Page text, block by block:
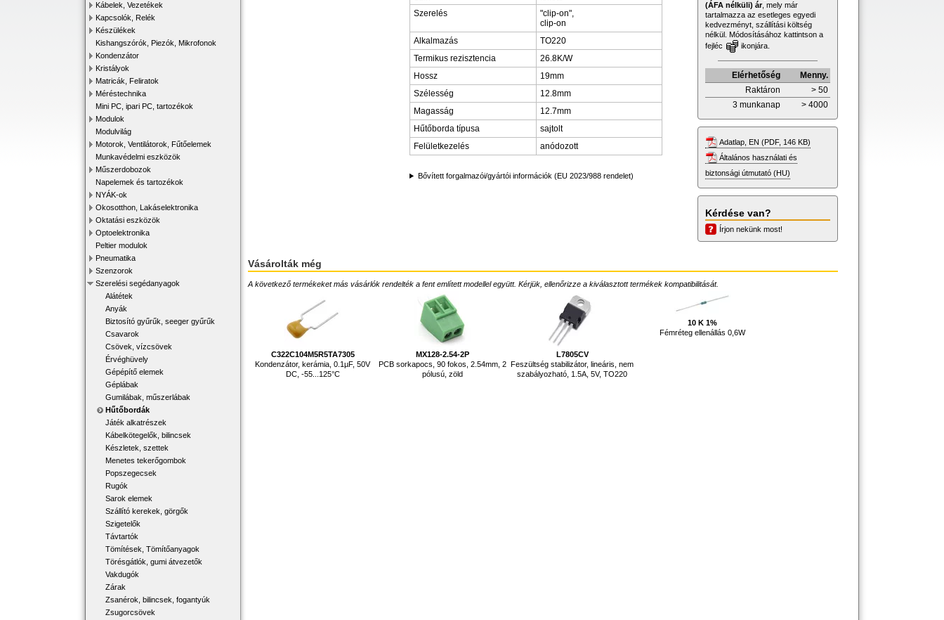
Kábelek, Vezetékek
Kapcsolók, Relék
Készülékek
Kishangszórók, Piezók, Mikrofonok
Kondenzátor
Kristályok
Matricák, Feliratok
Méréstechnika
Mini PC, ipari PC, tartozékok
Modulok
Modulvilág
Motorok, Ventilátorok, Fűtőelemek
Munkavédelmi eszközök
Műszerdobozok
Napelemek és tartozékok
NYÁK-ok
Okosotthon, Lakáselektronika
Oktatási eszközök
Optoelektronika
Peltier modulok
Pneumatika
Szenzorok
Szerelési segédanyagok
Alátétek
Anyák
Biztosító gyűrűk, seeger gyűrűk
Csavarok
Csövek, vízcsövek
Érvéghüvely
Gépépítő elemek
Géplábak
Gumilábak, műszerlábak
Hűtőbordák
Játék alkatrészek
Kábelkötegelők, bilincsek
Készletek, szettek
Menetes tekerőgombok
Popszegecsek
Rugók
Sarok elemek
Szállító kerekek, görgők
Szigetelők
Távtartók
Tömítések, Tömítőanyagok
Törésgátlók, gumi átvezetők
Vakdugók
Zárak
Zsanérok, bilincsek, fogantyúk
Zsugorcsövek
Szerelés
"clip-on",
clip-on
Alkalmazás
TO220
Termikus rezisztencia
26.8K/W
Hossz
19mm
Szélesség
12.8mm
Magasság
12.7mm
Hűtőborda típusa
sajtolt
Felületkezelés
anódozott
Bővített forgalmazói/gyártói információk (EU 2023/988 rendelet)
(ÁFA nélküli) ár, mely már
tartalmazza az esetleges egyedi
kedvezményt, szállítási költség
nélkül. Módosításához kattintson a
fejléc
ikonjára.
Elérhetőség
Menny.
Raktáron
> 50
3 munkanap
> 4000
Adatlap, EN (PDF, 146 KB)
Általános használati és
biztonsági útmutató (HU)
Kérdése van?
Írjon nekünk most!
Vásárolták még
A következő termékeket más vásárlók rendelték a fent említett modellel együtt. Kérjük, ellenőrizze a kiválasztott termékek kompatibilitását.
C322C104M5R5TA7305
Kondenzátor, kerámia, 0.1µF, 50V
DC, -55...125°C
MX128-2.54-2P
PCB sorkapocs, 90 fokos, 2.54mm, 2
pólusú, zöld
L7805CV
Feszültség stabilizátor, lineáris, nem
szabályozható, 1.5A, 5V, TO220
10 K 1%
Fémréteg ellenállás 0,6W